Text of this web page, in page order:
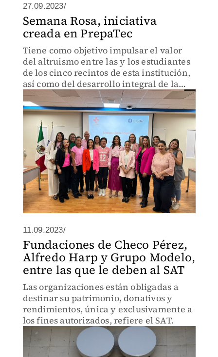
27.09.2023/
Semana Rosa, iniciativa
creada en PrepaTec
Tiene como objetivo impulsar el valor
del altruismo entre las y los estudiantes
de los cinco recintos de esta institución,
así como del desarrollo integral de la
comunidad Tec.
11.09.2023/
Fundaciones de Checo Pérez,
Alfredo Harp y Grupo Modelo,
entre las que le deben al SAT
Las organizaciones están obligadas a
destinar su patrimonio, donativos y
rendimientos, única y exclusivamente a
los fines autorizados, refiere el SAT.